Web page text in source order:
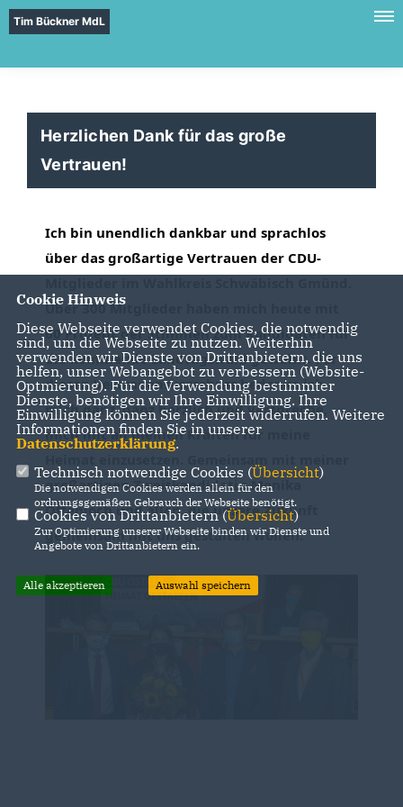
Tim Bückner MdL
Herzlichen Dank für das große
Vertrauen!
Ich bin unendlich dankbar und sprachlos
über das großartige Vertrauen der CDU-
Über 300 Mitglieder haben mich heute mit
60 Prozent der Stimmen zum Kandidaten für
die kommende Landtagswahl gewählt. Für
diesen Vertrauensvorschuss bedanke ich
mich ganz, ganz herzlich und verspreche,
mich mit all meinen Kräften für meine
großartigen Zweitkandidatin Monika
Offenloch und allen, die unsere Zukunft
gemeinsam mit uns gestalten wollen.
Cookie Hinweis
Diese Webseite verwendet Cookies, die notwendig
sind, um die Webseite zu nutzen. Weiterhin
verwenden wir Dienste von Drittanbietern, die uns
helfen, unser Webangebot zu verbessern (Website-
Optmierung). Für die Verwendung bestimmter
Dienste, benötigen wir Ihre Einwilligung. Ihre
Einwilligung können Sie jederzeit widerrufen. Weitere
Informationen finden Sie in unserer
Datenschutzerklärung.
Technisch notwendige Cookies (Übersicht)
Die notwendigen Cookies werden allein für den
ordnungsgemäßen Gebrauch der Webseite benötigt.
Cookies von Drittanbietern (Übersicht)
Zur Optimierung unserer Webseite binden wir Dienste und
Angebote von Drittanbietern ein.
Alle akzeptieren Auswahl speichern